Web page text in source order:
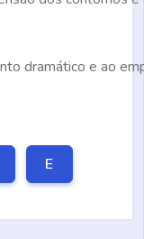
dramático e ao
E